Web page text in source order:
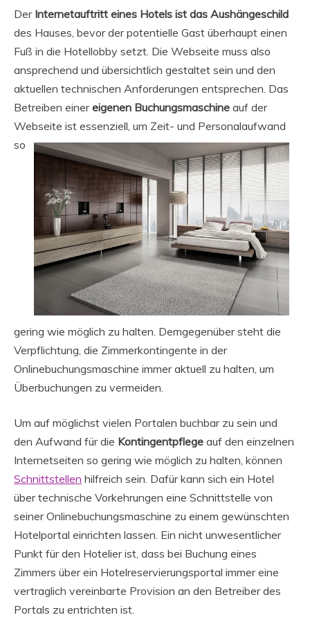
Der Internetauftritt eines Hotels ist das Aushängeschild
des Hauses, bevor der potentielle Gast überhaupt einen
Fuß in die Hotellobby setzt. Die Webseite muss also
ansprechend und übersichtlich gestaltet sein und den
aktuellen technischen Anforderungen entsprechen. Das
Betreiben einereigenen Buchungsmaschine auf der
Webseite ist essenziell, um Zeit- und Personalaufwand
so
gering wie möglich zu halten. Demgegenüber steht die
Verpflichtung, die Zimmerkontingente in der
Onlinebuchungsmaschine immer aktuell zu halten, um
Überbuchungen zu vermeiden.
Um auf möglichst vielen Portalen buchbar zu sein und
den Aufwand für die Kontingentpflege auf den einzelnen
Internetseiten so gering wie möglich zu halten, können
Schnittstellen hilfreich sein. Dafür kann sich ein Hotel
über technische Vorkehrungen eine Schnittstelle von
seiner Onlinebuchungsmaschine zu einem gewünschten
Hotelportal einrichten lassen. Ein nicht unwesentlicher
Punkt für den Hotelier ist, dass bei Buchung eines
Zimmers über ein Hotelreservierungsportal immer eine
vertraglich vereinbarte Provision an den Betreiber des
Portals zu entrichten ist.